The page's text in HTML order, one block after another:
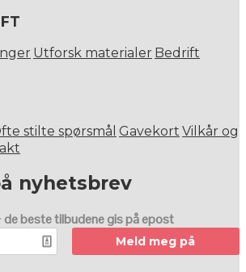
Utforsk materialer Bedrift
stilte spørsmål Gavekort Vilkår og
nyhetsbrev
de beste tilbudene gis på epost
Meld meg på